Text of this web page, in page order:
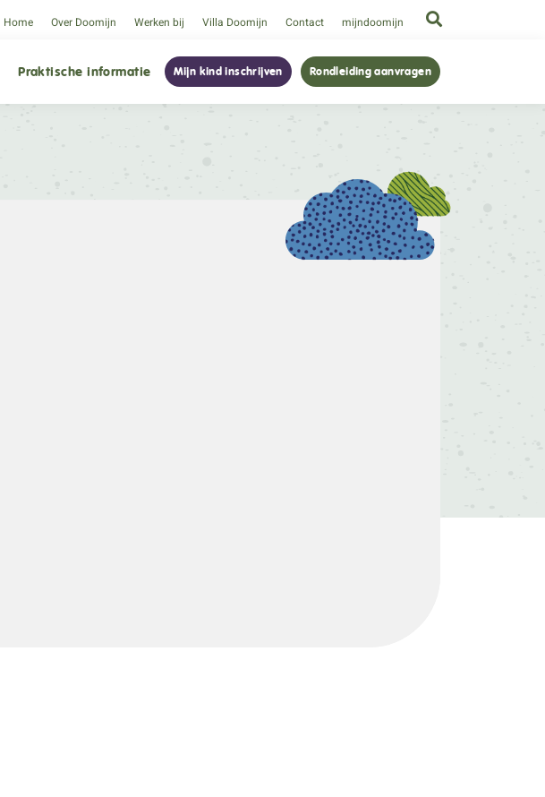
Home Over Doomijn Werken bij Villa Doomijn Contact mijndoomijn
Praktische informatie Mijn kind inschrijven Rondleiding aanvragen